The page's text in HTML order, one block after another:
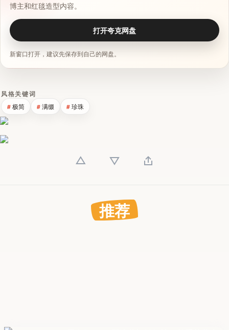
博主和红毯造型内容。
打开夸克网盘
新窗口打开，建议先保存到自己的网盘。
风格关键词
极简 满缀 珍珠
推荐